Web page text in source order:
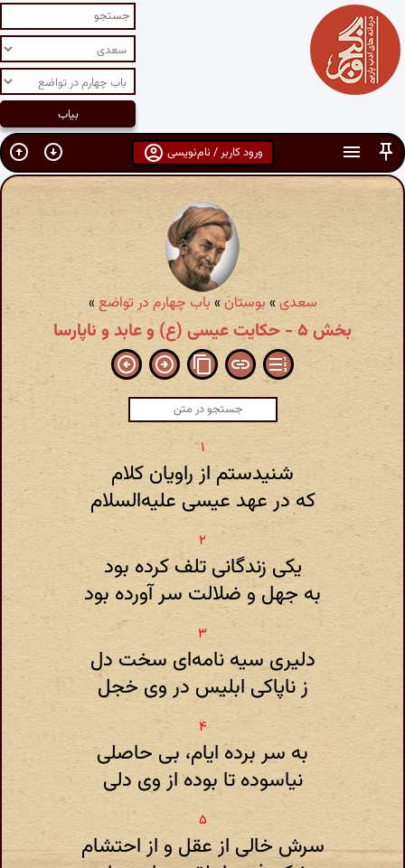
ورود کاربر / نام‌نویسی
سعدی» بوستان» باب چهارم در تواضع »
بخش ۵ - حکایت عیسی (ع) و عابد و ناپارسا
شنیدستم از راویان کلام
که در عهد عیسی علیه‌السلام
یکی زندگانی تلف کرده بود
به جهل و ضلالت سر آورده بود
دلیری سیه نامه‌ای سخت دل
ز ناپاکی ابلیس در وی خجل
به سر برده ایام، بی حاصلی
نیاسوده تا بوده از وی دلی
سرش خالی از عقل و از احتشام